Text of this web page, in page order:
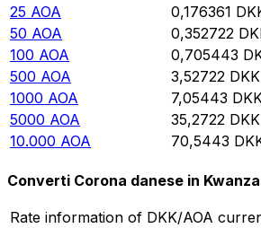
25 AOA 0,176361
50 AOA 0,352722
100 AOA 0,705443
500 AOA 3,52722 DKK
1000 AOA 7,05443
5000 AOA 35,2722 DKK
10.000 AOA 70,5443
Converti Corona danese in
Rate information of DKK/AOA